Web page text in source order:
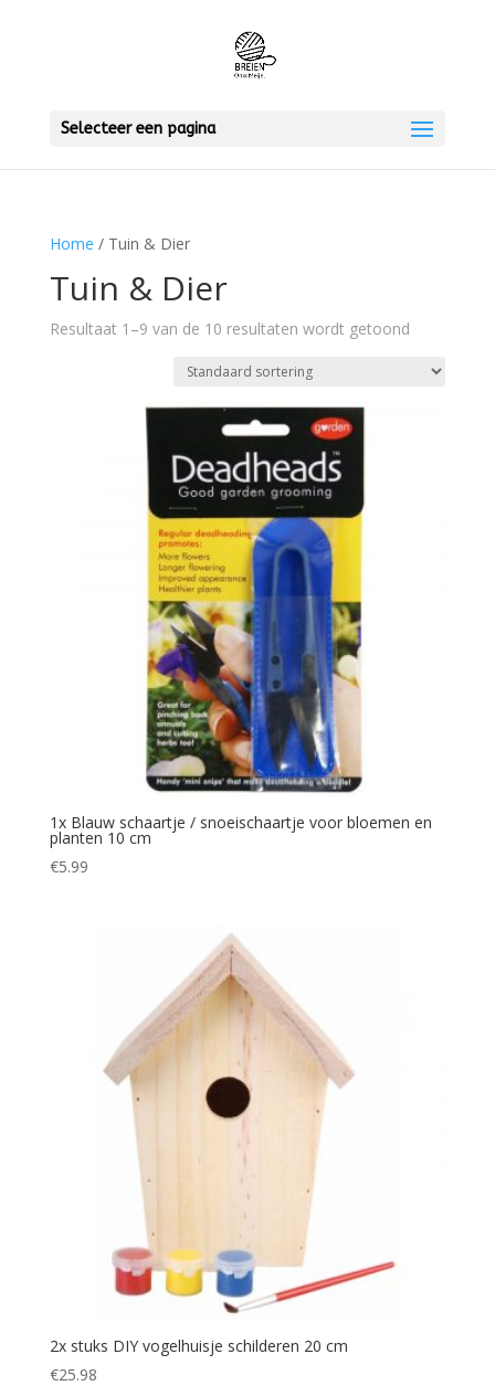
Selecteer een pagina
Home / Tuin & Dier
Tuin & Dier
Resultaat 1–9 van de 10 resultaten wordt getoond
1x Blauw schaartje / snoeischaartje voor bloemen en
planten 10 cm
€5.99
2x stuks DIY vogelhuisje schilderen 20 cm
€25.98